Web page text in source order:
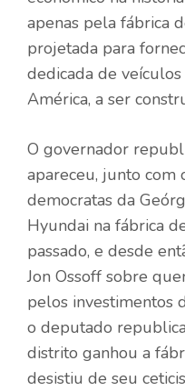
apenas pela fábrica
projetada para
dedicada de
América, a ser
O governador
apareceu, junto com
democratas da
Hyundai na fábrica
passado, e desde
Jon Ossoff sobre
pelos investimentos
o deputado
distrito ganhou a
desistiu de seu